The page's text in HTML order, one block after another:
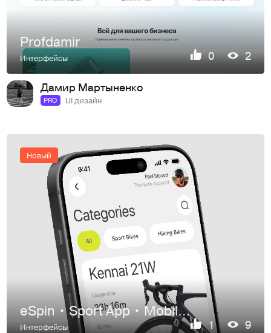
Profdamir
Интерфейсы 0 2
Дамир Мартыненко
PRO UI дизайн
Новый
eSpin • Sport App • Mobile App • UI UX
Интерфейсы 1 9